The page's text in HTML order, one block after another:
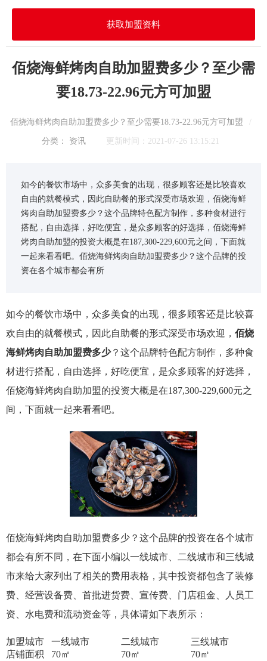
获取加盟资料
佰烧海鲜烤肉自助加盟费多少？至少需
要18.73-22.96元方可加盟
佰烧海鲜烤肉自助加盟费多少？至少需要18.73-22.96元方可加盟 /
分类： 资讯 更新时间：2021-07-26 13:15:21
如今的餐饮市场中，众多美食的出现，很多顾客还是比较喜欢
自由的就餐模式，因此自助餐的形式深受市场欢迎，佰烧海鲜
烤肉自助加盟费多少？这个品牌特色配方制作，多种食材进行
搭配，自由选择，好吃便宜，是众多顾客的好选择，佰烧海鲜
烤肉自助加盟的投资大概是在187,300-229,600元之间，下面就
一起来看看吧。佰烧海鲜烤肉自助加盟费多少？这个品牌的投
资在各个城市都会有所
如今的餐饮市场中，众多美食的出现，很多顾客还是比较喜
欢自由的就餐模式，因此自助餐的形式深受市场欢迎， 佰烧
海鲜烤肉自助加盟费多少？这个品牌特色配方制作，多种食
材进行搭配，自由选择，好吃便宜，是众多顾客的好选择，
佰烧海鲜烤肉自助加盟的投资大概是在187,300-229,600元之
间，下面就一起来看看吧。
佰烧海鲜烤肉自助加盟费多少？这个品牌的投资在各个城市
都会有所不同，在下面小编以一线城市、二线城市和三线城
市来给大家列出了相关的费用表格，其中投资都包含了装修
费、经营设备费、首批进货费、宣传费、门店租金、人员工
资、水电费和流动资金等，具体请如下表所示：
加盟城市 一线城市 二线城市
三线城市
店铺面积
70㎡ 70㎡ 70㎡